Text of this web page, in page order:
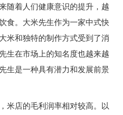
随着人们健康意识的提升，越
食。大米先生作为一家中式快
米和独特的制作方式受到了消
生在市场上的知名度也越来越
生是一种具有潜力和发展前景
米店的毛利润率相对较高。以